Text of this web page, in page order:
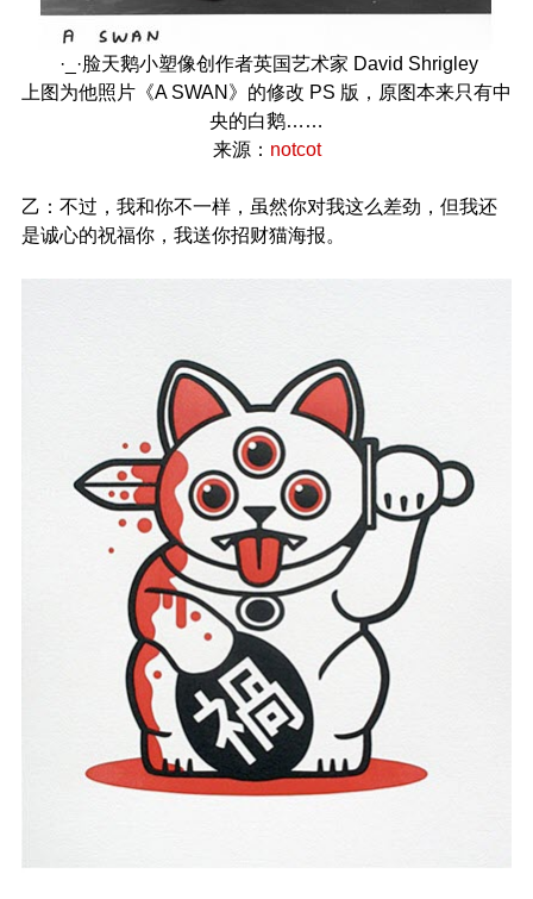
·_·脸天鹅小塑像创作者英国艺术家 David Shrigley
上图为他照片《A SWAN》的修改 PS 版，原图本来只有中
央的白鹅……
来源： notcot
乙：不过，我和你不一样，虽然你对我这么差劲，但我还
是诚心的祝福你，我送你招财猫海报。